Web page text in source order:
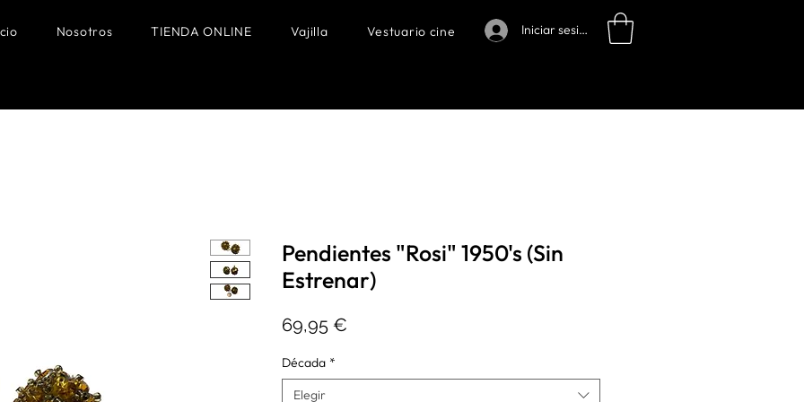
Nosotros TIENDA ONLINE Vajilla Vestuario cine Iniciar sesión
Pendientes "Rosi" 1950's (Sin
Estrenar)
69,95 €
Década *
Elegir